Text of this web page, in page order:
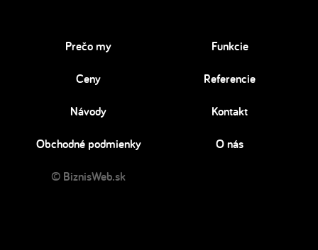
Prečo my Funkcie
Ceny Referencie
Návody Kontakt
Obchodné podmienky O nás
© BiznisWeb.sk